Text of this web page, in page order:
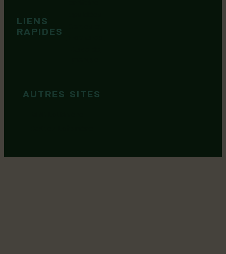
LIENS
RAPIDES
AUTRES SITES